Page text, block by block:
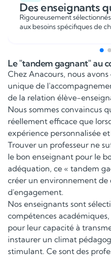
Des enseignants
Rigoureusement
aux besoins spécifiques de
Le "tandem gagnant" au
Chez Anacours, nous
unique de
de la relation élève-
Nous sommes convaincus
réellement efficace que
expérience personnalisée
Trouver un professeur ne
le bon enseignant pour le
adéquation, ce « tandem
créer un environnement
d'engagement.
Nos enseignants sont
compétences
pour leur capacité à
instaurer un climat
stimulant. Ce sont des